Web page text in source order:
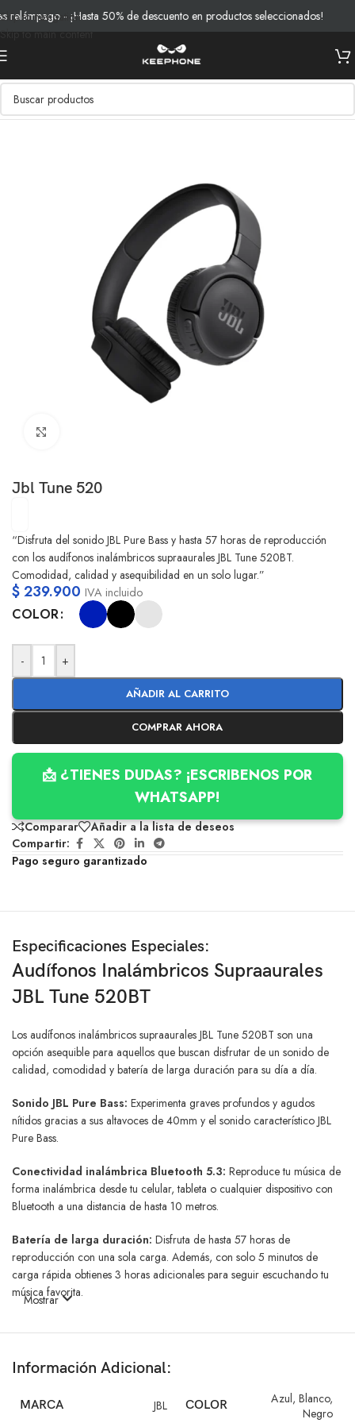
Skip to navigation
Skip to main content
- ¡Hasta 50% de descuento en productos seleccionados!
Inicio/Productos/Audio
Jbl Tune 520
“Disfruta del sonido JBL Pure Bass y hasta 57 horas de reproducción
con los audífonos inalámbricos supraaurales JBL Tune 520BT.
Comodidad, calidad y asequibilidad en un solo lugar.”
$239.900 IVA incluido
COLOR
- +
AÑADIR AL CARRITO
COMPRAR AHORA
📩 ¿TIENES DUDAS? ¡ESCRIBENOS POR
WHATSAPP!
Comparar
Añadir a la lista de deseos
Compartir:
Pago seguro garantizado
Especificaciones Especiales:
Audífonos Inalámbricos Supraaurales
JBL Tune 520BT
Los audífonos inalámbricos supraaurales JBL Tune 520BT son una
opción asequible para aquellos que buscan disfrutar de un sonido de
calidad, comodidad y batería de larga duración para su día a día.
Sonido JBL Pure Bass: Experimenta graves profundos y agudos
nítidos gracias a sus altavoces de 40mm y el sonido característico JBL
Pure Bass.
Conectividad inalámbrica Bluetooth 5.3: Reproduce tu música de
forma inalámbrica desde tu celular, tableta o cualquier dispositivo con
Bluetooth a una distancia de hasta 10 metros.
Batería de larga duración: Disfruta de hasta 57 horas de
reproducción con una sola carga. Además, con solo 5 minutos de
carga rápida obtienes 3 horas adicionales para seguir escuchando tu
música favorita.
los auriculares. También puedes activar tu asistente de voz (Siri o
Google Assistant) para mayor comodidad.
Cómodos y ligeros:
El diseño supraaural y las almohadillas suaves te
Mostrar
Información Adicional:
MARCA JBL COLOR Azul, Blanco,
Negro